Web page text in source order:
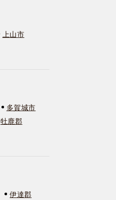
上山市
多賀城市
牡鹿郡
伊達郡